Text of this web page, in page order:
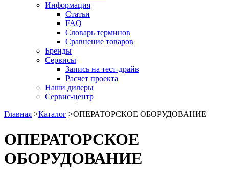
Информация
Статьи
FAQ
Словарь терминов
Сравнение товаров
Бренды
Сервисы
Запись на тест-драйв
Расчет проекта
Наши дилеры
Сервис-центр
Главная >Каталог >ОПЕРАТОРСКОЕ ОБОРУДОВАНИЕ
ОПЕРАТОРСКОЕ
ОБОРУДОВАНИЕ